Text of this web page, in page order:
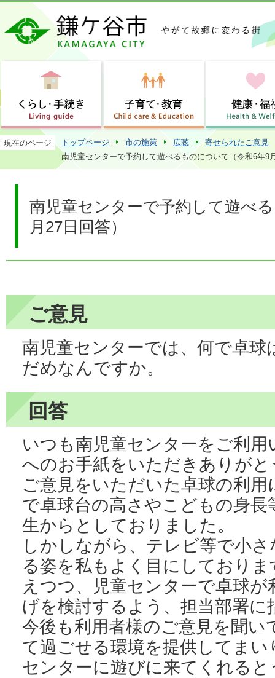
この
現在のページ トップページ 市の施策 広聴
寄せられたご意見
南児童センターで予約して遊べるものについて（令和6年9
南児童センターで予約して遊べ
月27日回答）
ご意見
南児童センターでは、何で卓
だめなんですか。
回答
いつも南児童センターをご利
へのお手紙をいただきありが
ご意見をいただいた卓球の利
で卓球台の高さやこどもの身長
生からとしておりました。
しかしながら、テレビ等で小
る姿を私もよく目にしており
えつつ、児童センターで卓球
げを検討するよう、担当部署に
今後も利用者様のご意見を聞
て過ごせる環境を提供してま
センターに遊びに来てくれる